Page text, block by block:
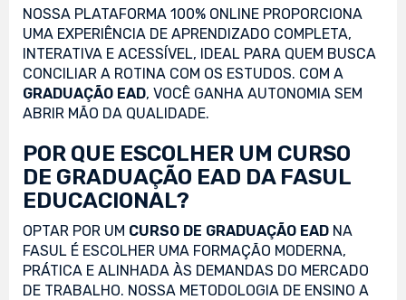
NOSSA PLATAFORMA 100% ONLINE PROPORCIONA
UMA EXPERIÊNCIA DE APRENDIZADO COMPLETA,
INTERATIVA E ACESSÍVEL, IDEAL PARA QUEM BUSCA
CONCILIAR A ROTINA COM OS ESTUDOS. COM A
GRADUAÇÃO EAD, VOCÊ GANHA AUTONOMIA SEM
ABRIR MÃO DA QUALIDADE.
POR QUE ESCOLHER UM CURSO
DE GRADUAÇÃO EAD DA FASUL
EDUCACIONAL?
OPTAR POR UM CURSO DE GRADUAÇÃO EAD NA
FASUL É ESCOLHER UMA FORMAÇÃO MODERNA,
PRÁTICA E ALINHADA ÀS DEMANDAS DO MERCADO
DE TRABALHO. NOSSA METODOLOGIA DE ENSINO A